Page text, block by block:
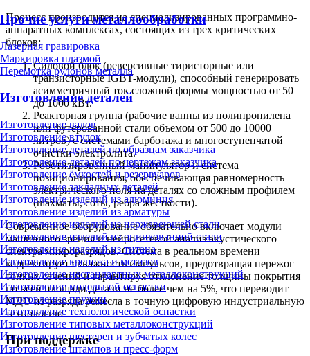
Прочие услуги металлообработки
Лазерная гравировка
Маркировка плазмой
Перемотка рулонов металла
Изготовление деталей
Изготовление валов
Изготовление втулок
Изготовление деталей по образцам заказчика
Изготовление деталей по чертежам заказчика
Изготовление ёмкостей и резервуаров
Изготовление закладных деталей
Изготовление изделий из алюминия
Изготовление изделий из арматуры
Изготовление изделий из нержавеющей стали
Изготовление изделий из оцинкованной стали
Изготовление изделий из титана
Изготовление крепежа и метизов
Изготовление нестандартных металлоконструкций
Изготовление модельной оснастки
Изготовление пружин
Изготовление технологической оснастки
Изготовление типовых металлоконструкций
Изготовление шестерен и зубчатых колес
Изготовление штампов и пресс-форм
Процесс производится на специализированных программно-
аппаратных комплексах, состоящих из трех критических
блоков:
Силовой блок (реверсивные тиристорные или
транзисторные IGBT-модули), способный генерировать
асимметричный ток сложной формы мощностью от 50
до 1000 кВт.
Реакторная группа (рабочие ванны из полипропилена
или футерованной стали объемом от 500 до 10000
литров) с системами барботажа и многоступенчатой
очистки электролита.
Роботизированный манипулятор и система
позиционирования, обеспечивающая равномерность
электрического поля на деталях со сложным профилем
(шахматы, соты, ребра жесткости).
Современное оборудование обязательно включает модули
машинного зрения и нейросетевой анализ акустического
спектра микроразрядов. Система в реальном времени
корректирует скважность импульсов, предотвращая пережог
тонких сечений и гарантируя отклонение толщины покрытия
по всей площади детали не более чем на 5%, что переводит
МДО из разряда ремесла в точную цифровую индустриальную
технологию.
При поддержке